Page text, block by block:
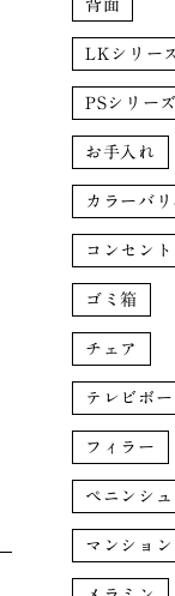
背面
LKシリー
PSシリーズ
お手入れ
カラーバ
コンセント
ゴミ箱
チェア
テレビボー
フィラー
ペニンシ
マンション